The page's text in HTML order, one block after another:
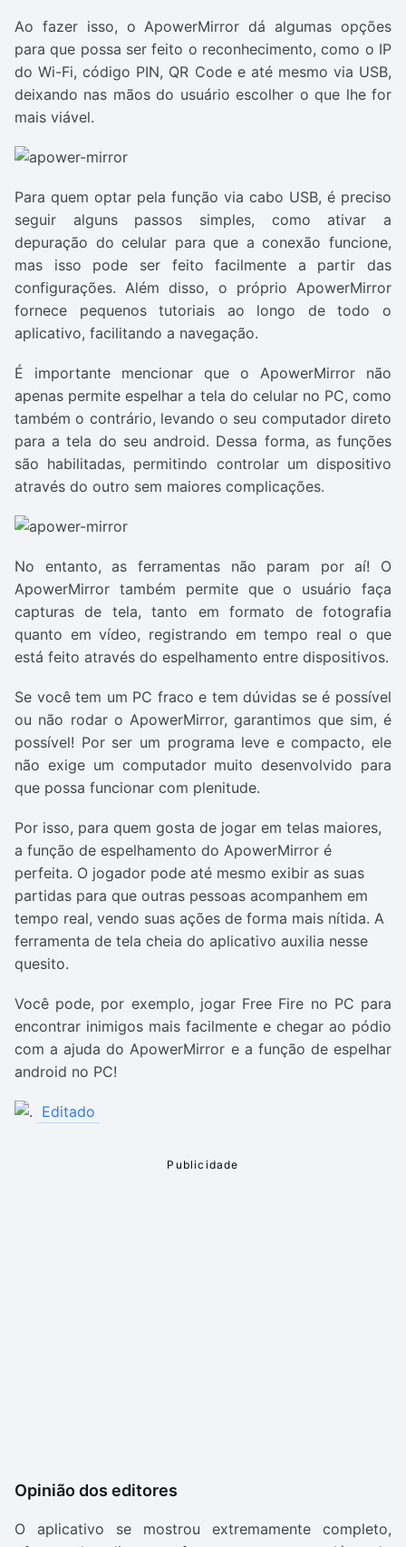
Ao fazer isso, o ApowerMirror dá algumas opções
para que possa ser feito o reconhecimento, como o IP
do Wi-Fi, código PIN, QR Code e até mesmo via USB,
deixando nas mãos do usuário escolher o que lhe for
mais viável.
Para quem optar pela função via cabo USB, é preciso
seguir alguns passos simples, como ativar a
depuração do celular para que a conexão funcione,
mas isso pode ser feito facilmente a partir das
configurações. Além disso, o próprio ApowerMirror
fornece pequenos tutoriais ao longo de todo o
aplicativo, facilitando a navegação.
É importante mencionar que o ApowerMirror não
apenas permite espelhar a tela do celular no PC, como
também o contrário, levando o seu computador direto
para a tela do seu android. Dessa forma, as funções
são habilitadas, permitindo controlar um dispositivo
através do outro sem maiores complicações.
No entanto, as ferramentas não param por aí! O
ApowerMirror também permite que o usuário faça
capturas de tela, tanto em formato de fotografia
quanto em vídeo, registrando em tempo real o que
está feito através do espelhamento entre dispositivos.
Se você tem um PC fraco e tem dúvidas se é possível
ou não rodar o ApowerMirror, garantimos que sim, é
possível! Por ser um programa leve e compacto, ele
não exige um computador muito desenvolvido para
que possa funcionar com plenitude.
Por isso, para quem gosta de jogar em telas maiores,
a função de espelhamento do ApowerMirror é
perfeita. O jogador pode até mesmo exibir as suas
partidas para que outras pessoas acompanhem em
tempo real, vendo suas ações de forma mais nítida. A
ferramenta de tela cheia do aplicativo auxilia nesse
quesito.
Você pode, por exemplo, jogar Free Fire no PC para
encontrar inimigos mais facilmente e chegar ao pódio
com a ajuda do ApowerMirror e a função de espelhar
android no PC!
Editado
Opinião dos editores
O aplicativo se mostrou extremamente completo,